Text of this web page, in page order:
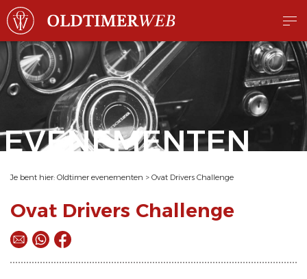
EVENEMENTEN
Je bent hier: Oldtimer evenementen > Ovat Drivers Challenge
Ovat Drivers Challenge